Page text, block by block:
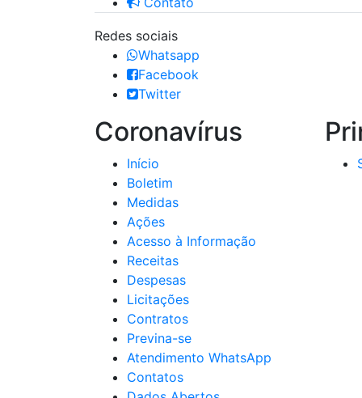
Redes sociais
Whatsapp
Facebook
Twitter
Coronavírus
Início
Boletim
Medidas
Ações
Acesso à Informação
Receitas
Despesas
Licitações
Contratos
Previna-se
Atendimento WhatsApp
Contatos